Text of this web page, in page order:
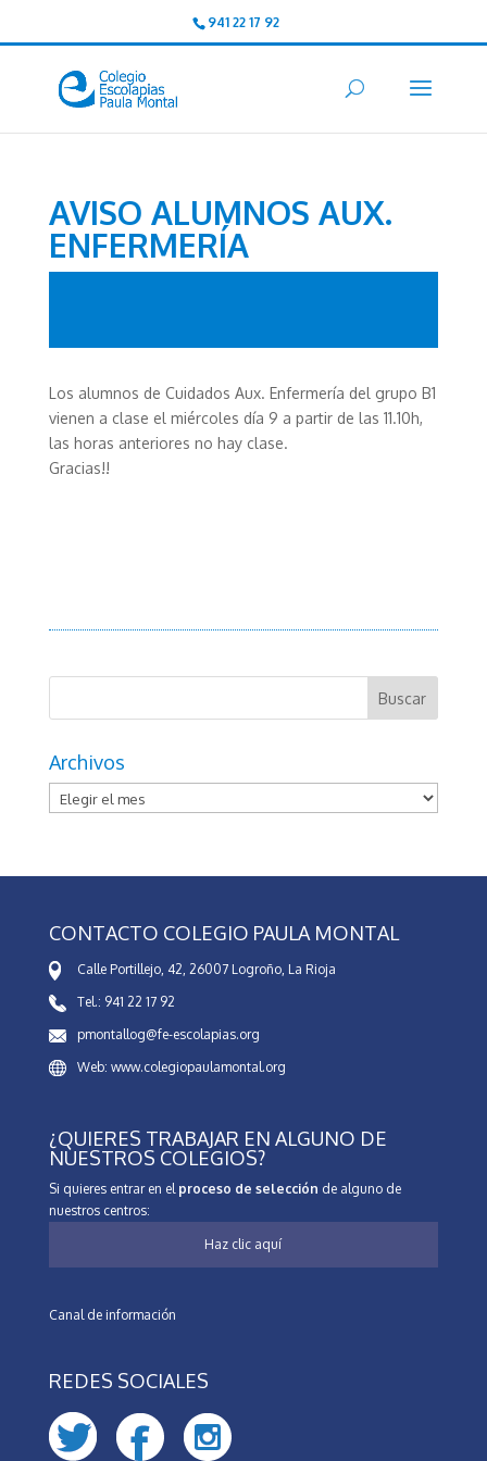
941 22 17 92
AVISO ALUMNOS AUX.
ENFERMERÍA
Los alumnos de Cuidados Aux. Enfermería del grupo B1
vienen a clase el miércoles día 9 a partir de las 11.10h,
las horas anteriores no hay clase.
Gracias!!
Archivos
Archivos
CONTACTO COLEGIO PAULA MONTAL
Calle Portillejo, 42, 26007 Logroño, La Rioja
Tel.: 941 22 17 92
pmontallog@fe-escolapias.org
Web: www.colegiopaulamontal.org
¿QUIERES TRABAJAR EN ALGUNO DE
NUESTROS COLEGIOS?
Si quieres entrar en el proceso de selección de alguno de
nuestros centros:
Haz clic aquí
Canal de información
REDES SOCIALES